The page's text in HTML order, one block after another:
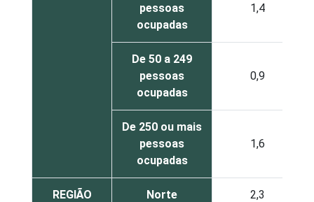
pessoas
ocupadas
1,4
De 50 a 249
pessoas
ocupadas
0,9
De 250 ou mais
pessoas
ocupadas
1,6
REGIÃO Norte 2,3